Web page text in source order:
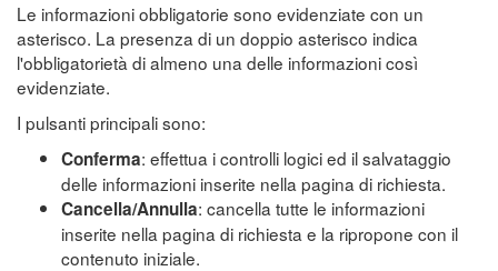
Le informazioni obbligatorie sono evidenziate con un
asterisco. La presenza di un doppio asterisco indica
l'obbligatorietà di almeno una delle informazioni così
evidenziate.
I pulsanti principali sono:
Conferma: effettua i controlli logici ed il salvataggio
delle informazioni inserite nella pagina di richiesta.
Cancella/Annulla: cancella tutte le informazioni
inserite nella pagina di richiesta e la ripropone con il
contenuto iniziale.